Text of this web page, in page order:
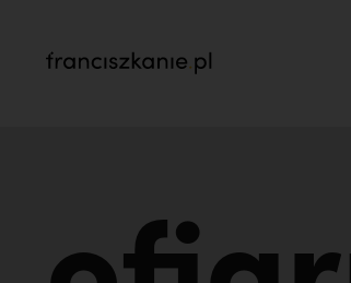
„Nie jedź na misje, dopóki